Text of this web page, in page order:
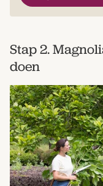
Stap 2.
doen